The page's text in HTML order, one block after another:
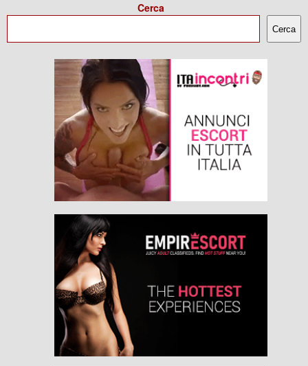
Cerca
Cerca